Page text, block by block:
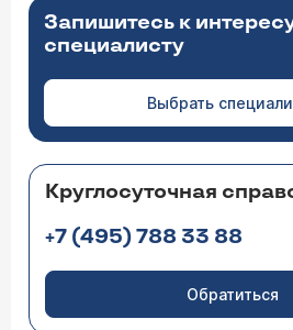
Запишитесь к
специалисту
Выбрать
Круглосуточная
+7 (495) 788 33 88
Обратиться